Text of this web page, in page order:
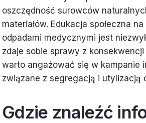
oszczędność surowców
materiałów. Edukacja społeczna
odpadami medycznymi jest
zdaje sobie sprawy z
warto angażować się w kampanie
związane z segregacją i utylizacją
Gdzie znaleźć